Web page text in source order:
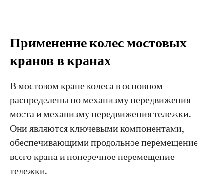
Применение колес мостовых
кранов в кранах
В мостовом кране колеса в основном
распределены по механизму передвижения
моста и механизму передвижения тележки.
Они являются ключевыми компонентами,
обеспечивающими продольное перемещение
всего крана и поперечное перемещение
тележки.